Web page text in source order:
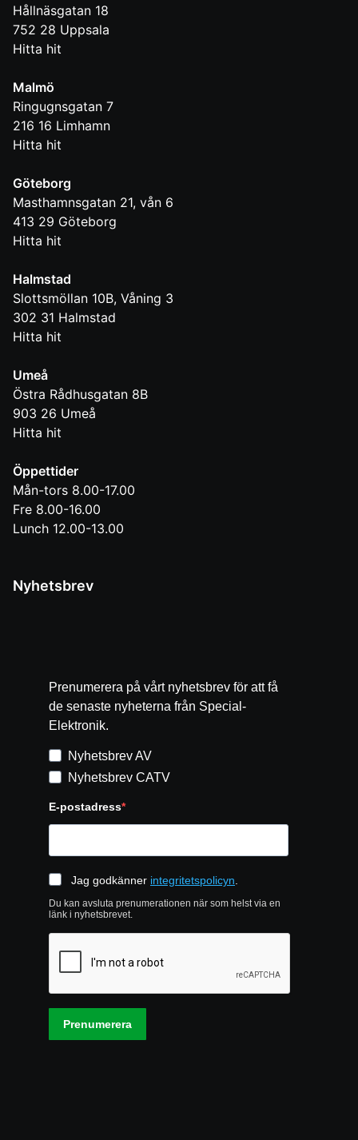
Hållnäsgatan 18
752 28 Uppsala
Hitta hit
Malmö
Ringugnsgatan 7
216 16 Limhamn
Hitta hit
Göteborg
Masthamnsgatan 21, vån 6
413 29 Göteborg
Hitta hit
Halmstad
Slottsmöllan 10B, Våning 3
302 31 Halmstad
Hitta hit
Umeå
Östra Rådhusgatan 8B
903 26 Umeå
Hitta hit
Öppettider
Mån-tors 8.00-17.00
Fre 8.00-16.00
Lunch 12.00-13.00
Nyhetsbrev